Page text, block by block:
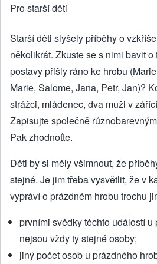
Pro starší děti
Starší děti slyšely příběhy o
několikrát. Zkuste se s nimi bavit
postavy přišly ráno ke hrobu
Marie, Salome, Jana, Petr, Jan)?
strážci, mládenec, dva muži v
Zapisujte společně
Pak zhodnoťte.
Děti by si měly všimnout, že
stejné. Je jim třeba vysvětlit, že v
vypráví o prázdném hrobu trochu
prvními svědky těchto událostí u
nejsou vždy ty stejné osoby;
jiný počet osob u prázdného